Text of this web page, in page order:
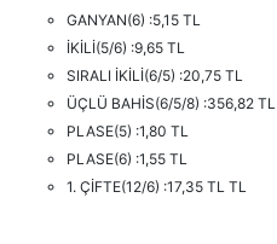
GANYAN(6) :5,15 TL
İKİLİ(5/6) :9,65 TL
SIRALI İKİLİ(6/5) :20,75 TL
ÜÇLÜ BAHİS(6/5/8) :356,82 TL
PLASE(5) :1,80 TL
PLASE(6) :1,55 TL
1. ÇİFTE(12/6) :17,35 TL TL